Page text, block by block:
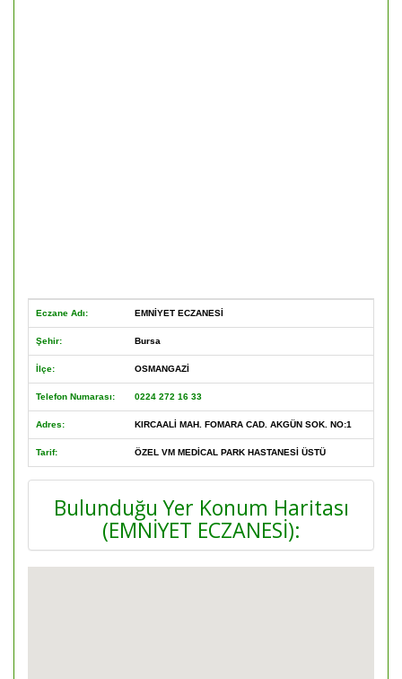
Eczane Adı: EMNİYET ECZANESİ
Şehir: Bursa
İlçe: OSMANGAZİ
Telefon Numarası: 0224 272 16 33
Adres: KIRCAALİ MAH. FOMARA CAD. AKGÜN SOK. NO:1
Tarif: ÖZEL VM MEDİCAL PARK HASTANESİ ÜSTÜ
Bulunduğu Yer Konum Haritası
(EMNİYET ECZANESİ):